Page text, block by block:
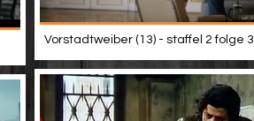
Vorstadtweiber (13) - staffel 2 folge 3